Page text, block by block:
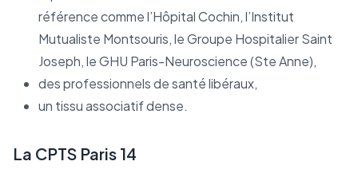
référence comme l’Hôpital Cochin, l’Institut
Mutualiste Montsouris, le Groupe Hospitalier Saint
Joseph, le GHU Paris-Neuroscience (Ste Anne),
des professionnels de santé libéraux,
un tissu associatif dense.
La CPTS Paris 14